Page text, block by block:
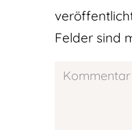
Felder sind